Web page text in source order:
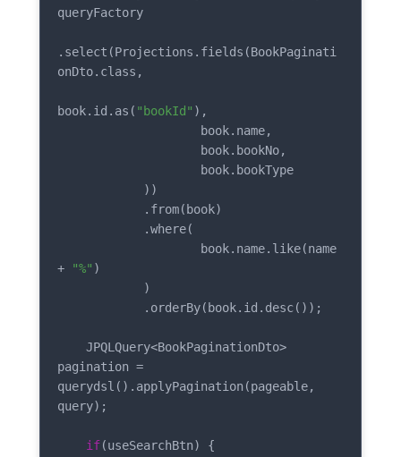
queryFactory
.select(Projections.fields(BookPaginati
onDto.class,
book.id.as( "bookId" ),
+
"%" )
    JPQLQuery<BookPaginationDto>
pagination =
querydsl().applyPagination(pageable,
query);
if(useSearchBtn) {